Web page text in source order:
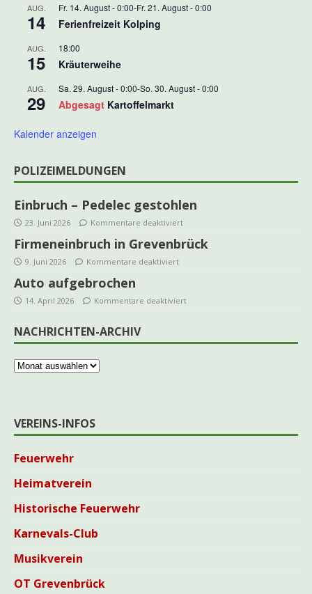
AUG.
14
Fr. 14. August - 0:00-Fr. 21. August - 0:00
Ferienfreizeit Kolping
AUG.
15
18:00
Kräuterweihe
AUG.
29
Sa. 29. August - 0:00-So. 30. August - 0:00
Abgesagt Kartoffelmarkt
Kalender anzeigen
POLIZEIMELDUNGEN
Einbruch – Pedelec gestohlen
23. Juni 2026 Kommentare deaktiviert
Firmeneinbruch in Grevenbrück
9. Juni 2026 Kommentare deaktiviert
Auto aufgebrochen
14. April 2026 Kommentare deaktiviert
NACHRICHTEN-ARCHIV
VEREINS-INFOS
Feuerwehr
Heimatverein
Historische Feuerwehr
Karnevals-Club
Musikverein
OT Grevenbrück